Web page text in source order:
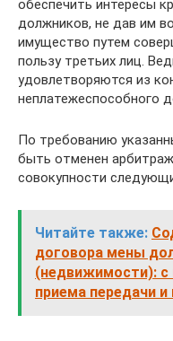
обеспечить интересы
должников, не дав им
имущество путем
пользу третьих лиц.
удовлетворяются из
неплатежеспособного
По требованию
быть отменен
совокупности
Читайте также:
договора мены
(недвижимости): с
приема передачи